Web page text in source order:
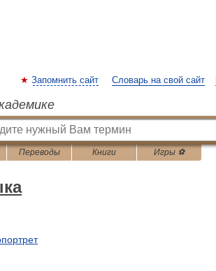
Запомнить сайт Словарь на свой сайт
Переводы Книги Игры ⚽